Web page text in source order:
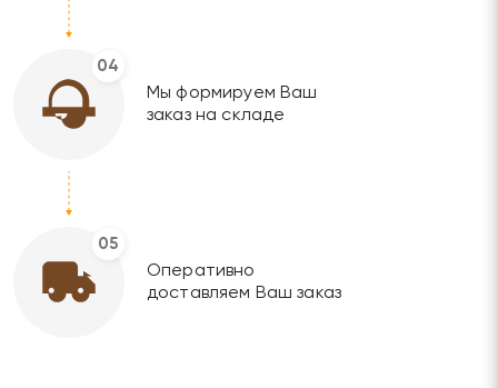
04
Мы формируем Ваш
заказ на складе
05
Оперативно
доставляем Ваш заказ